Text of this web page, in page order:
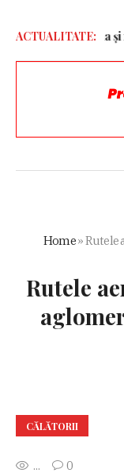
ACTUALITATE:
ales Barcelona și nu
Home»Rutele
Rutele
CĂLĂTORII
...
0